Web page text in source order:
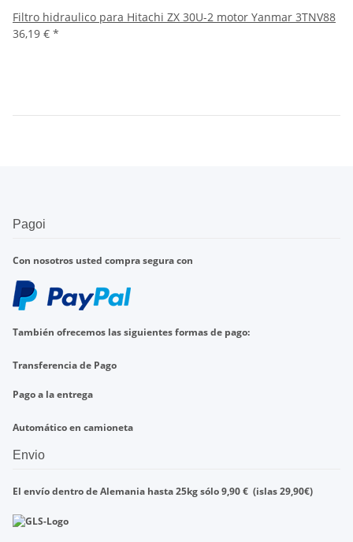
Filtro hidraulico para Hitachi ZX 30U-2 motor Yanmar 3TNV88
36,19 € *
Pagoi
Con nosotros usted comprasegura con
También ofrecemos lassiguientes formas de pago:
Transferencia de Pago
Pago a la entrega
Automático en camioneta
Envio
El envío dentro deAlemania hasta25kgsólo9,90€ (islas29,90€)